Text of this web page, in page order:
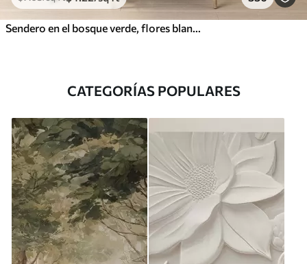
Sendero en el bosque verde, flores blancas, luz del sol, dibujo estilo acrílico
CATEGORÍAS POPULARES